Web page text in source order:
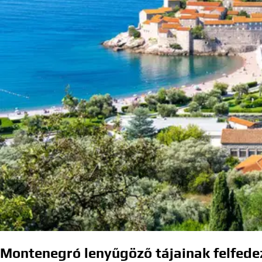
Montenegró lenyűgöző tájainak